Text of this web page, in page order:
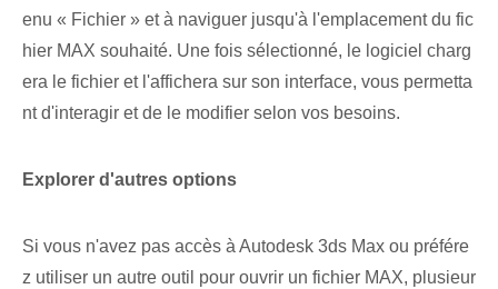
enu « Fichier » et à naviguer jusqu'à l'emplacement du fic
hier MAX souhaité. Une fois sélectionné, le logiciel charg
era le fichier et l'affichera sur son interface, vous permetta
nt d'interagir et de le modifier selon vos besoins.
Explorer d'autres options
Si vous n'avez pas accès à Autodesk 3ds ⁣Max ou préfére
z utiliser⁤ un autre outil pour ouvrir un fichier MAX, plusieur